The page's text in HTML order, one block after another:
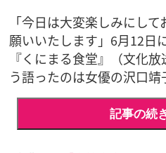
「今日は大変楽しみにし
願いいたします」6月12日
『くにまる食堂』（文化
う語ったのは女優の沢口
記事の続